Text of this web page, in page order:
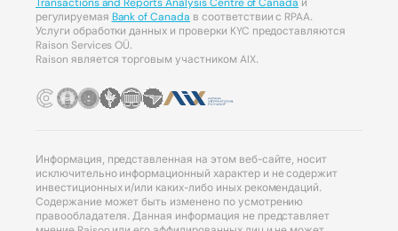
регулируемая Bank of Canada в соответствии с RPAA.
Услуги обработки данных и проверки KYC предоставляются
Raison Services OÜ.
Raison является торговым участником AIX.
Информация, представленная на этом веб-сайте, носит
исключительно информационный характер и не содержит
инвестиционных и/или каких-либо иных рекомендаций.
Содержание может быть изменено по усмотрению
правообладателя. Данная информация не представляет